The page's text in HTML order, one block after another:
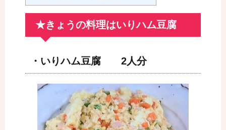
★きょうの料理はいりハム豆腐
・いりハム豆腐 2人分